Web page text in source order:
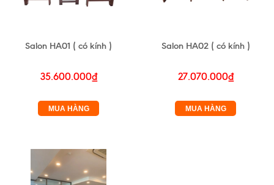
Salon HA01 ( có kính )
35.600.000₫
MUA HÀNG
Salon HA02 ( có kính )
27.070.000₫
MUA HÀNG